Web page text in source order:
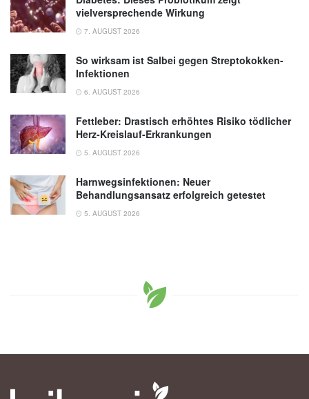
vielversprechende Wirkung
7. AUGUST 2026
So wirksam ist Salbei gegen Streptokokken-
Infektionen
6. AUGUST 2026
Fettleber: Drastisch erhöhtes Risiko tödlicher
Herz-Kreislauf-Erkrankungen
5. AUGUST 2026
Harnwegsinfektionen: Neuer
Behandlungsansatz erfolgreich getestet
5. AUGUST 2026